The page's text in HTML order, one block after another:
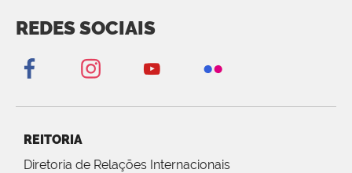
REDES SOCIAIS
REITORIA
Diretoria de Relações Internacionais